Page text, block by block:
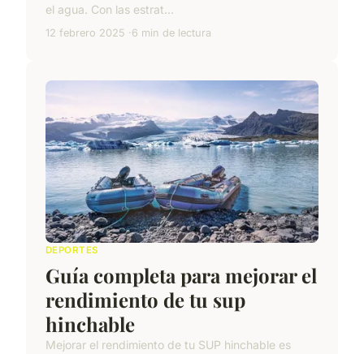
el agua. Con las estrat...
12 febrero 2025 6 min de lectura
DEPORTES
Guía completa para mejorar el
rendimiento de tu sup
hinchable
Mejorar el rendimiento de tu SUP hinchable es